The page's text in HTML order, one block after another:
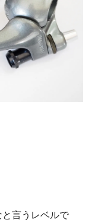
言うレベルで